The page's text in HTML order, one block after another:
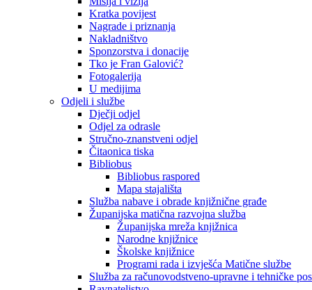
Kratka povijest
Nagrade i priznanja
Nakladništvo
Sponzorstva i donacije
Tko je Fran Galović?
Fotogalerija
U medijima
Odjeli i službe
Dječji odjel
Odjel za odrasle
Stručno-znanstveni odjel
Čitaonica tiska
Bibliobus
Bibliobus raspored
Mapa stajališta
Služba nabave i obrade knjižnične građe
Županijska matična razvojna služba
Županijska mreža knjižnica
Narodne knjižnice
Školske knjižnice
Programi rada i izvješća Matične službe
Služba za računovodstveno-upravne i tehničke